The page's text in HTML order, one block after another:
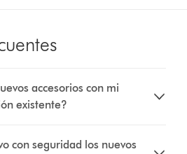
accesorios con mi
existente?
con seguridad los nuevos